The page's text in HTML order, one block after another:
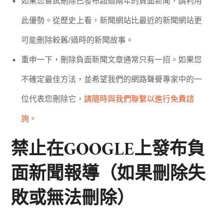
此優勢。從歷史上看，新聞網站比最近的新聞網站更
可能刪除較舊/過時的新聞故事。
重申一下，刪除負面新聞文章通常只有一招。如果您
不確定最佳方法，並希望我們的網路聲譽專家中的一
位代表您刪除它，請隨時與我們聯繫以進行免費諮
詢。
禁止在GOOGLE上發布負
面新聞報導（如果刪除失
敗或無法刪除）